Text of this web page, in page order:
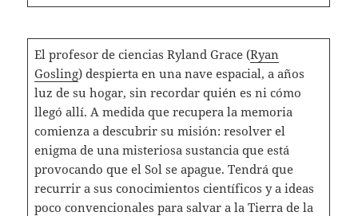
El profesor de ciencias Ryland Grace (Ryan
Gosling) despierta en una nave espacial, a años
luz de su hogar, sin recordar quién es ni cómo
llegó allí. A medida que recupera la memoria
comienza a descubrir su misión: resolver el
enigma de una misteriosa sustancia que está
provocando que el Sol se apague. Tendrá que
recurrir a sus conocimientos científicos y a ideas
poco convencionales para salvar a la Tierra de la